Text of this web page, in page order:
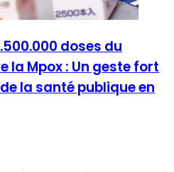
doses du
la Mpox : Un geste fort
la santé publique en